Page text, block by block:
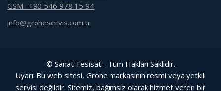
GSM : +90 546 978 15 94
info@groheservis.com.tr
© Sanat Tesisat - Tüm Hakları Saklıdır.
Uyarı: Bu web sitesi, Grohe markasının resmi veya yetkili
servisi değildir. Sitemiz, bağımsız olarak hizmet veren bir